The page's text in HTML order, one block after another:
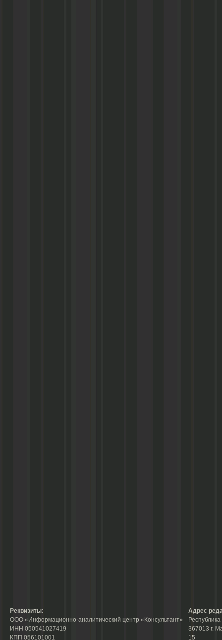
Реквизиты:
ООО «Информационно-аналитический центр «Консультант»
ИНН 050541027419
КПП 056101001
Адрес
367013 г.
15